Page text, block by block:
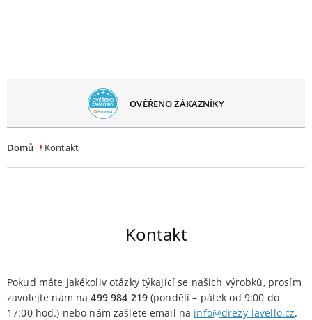
OVĚŘENO ZÁKAZNÍKY
Domů Kontakt
Kontakt
Pokud máte jakékoliv otázky týkající se našich výrobků, prosím
zavolejte nám na499 984 219(pondělí – pátek od 9:00 do
17:00 hod.) nebo nám zašlete email na info@drezy-lavello.cz.